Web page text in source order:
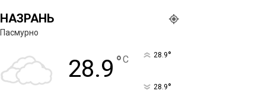
НАЗРАНЬ
Пасмурно
28.9 °C 28.9°
28.9°